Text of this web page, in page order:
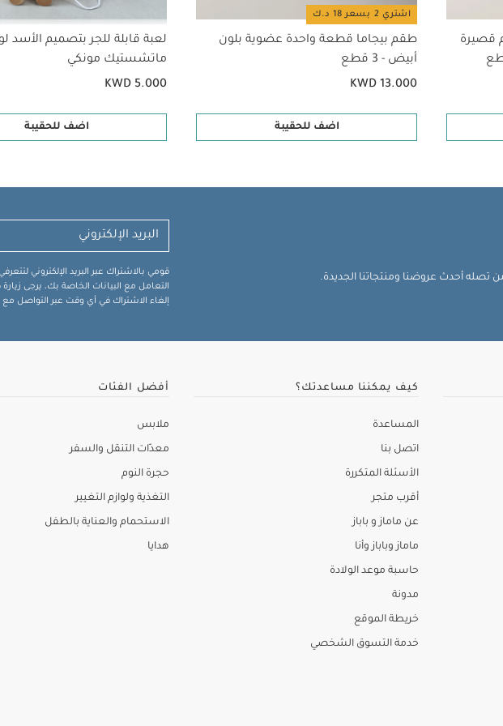
قصيرة
اشتري 2 بسعر 18 د.ك
طقم بيجاما قطعة واحدة عضوية بلون
أبيض - 3 قطع
KWD 13.000
اضف للحقيبة
لعبة قابلة للجر بتصميم الأسد
ماتشستيك مونكي
KWD 5.000
اضف للحقيبة
تصله أحدث عروضنا ومنتجاتنا الجديدة.
قومي بالاشتراك عبر البريد الإلكتروني
التعامل مع البيانات الخاصة بك، يرجى
إلغاء الاشتراك في أي وقت عبر التواصل مع
كيف يمكننا مساعدتك؟
المساعدة
اتصل بنا
الأسئلة المتكررة
أقرب متجر
عن ماماز و باباز
ماماز وباباز وأنا
حاسبة موعد الولادة
مدونة
خريطة الموقع
خدمة التسوق الشخصي
أفضل الفئات
ملابس
معدّات التنقل والسفر
حجرة النوم
التغذية ولوازم التغيير
الاستحمام والعناية بالطفل
هدايا